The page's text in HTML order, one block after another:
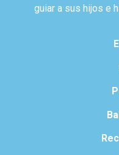
guiar a sus hijos e